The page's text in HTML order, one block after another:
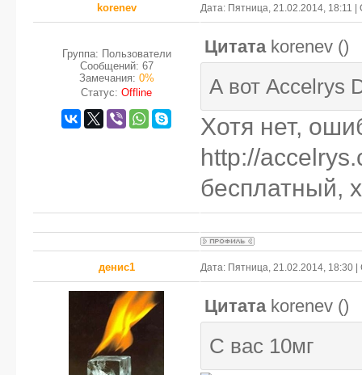
korenev Дата: Пятница, 21.02.2014, 18:11
Группа: Пользователи
Сообщений: 67
Замечания: 0%
Статус: Offline
Цитата korenev ()
А вот Accelrys
Хотя нет,
http://
бесплатный,
денис1 Дата: Пятница, 21.02.2014, 18:30
Цитата korenev ()
С вас 10мг